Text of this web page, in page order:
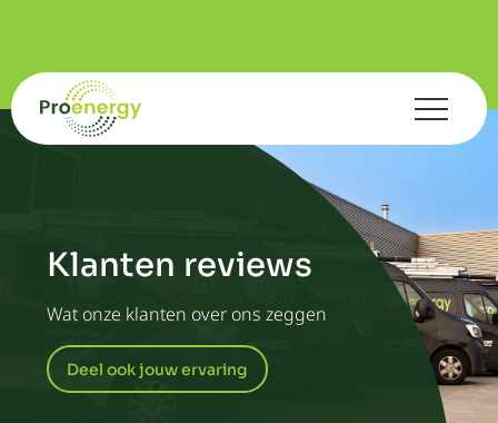
Klanten reviews
Wat onze klanten over ons zeggen
Deel ook jouw ervaring